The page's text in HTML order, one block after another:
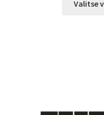
Valitse